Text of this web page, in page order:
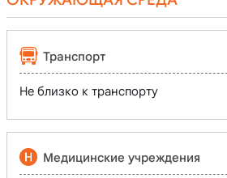
Транспорт
Не близко к транспорту
Медицинские учреждения